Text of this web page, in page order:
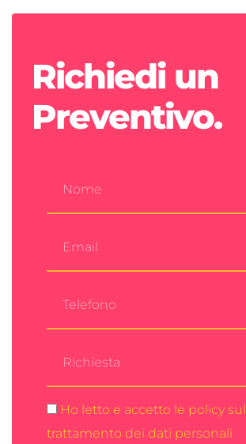
Richiedi un
Preventivo.
Ho letto e accetto le policy sul
trattamento dei dati personali